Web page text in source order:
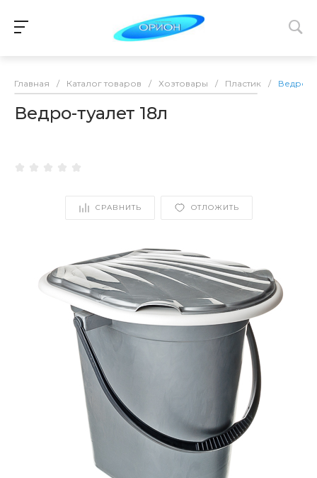
Главная / Каталог товаров / Хозтовары / Пластик / Ведро-
Ведро-туалет 18л
СРАВНИТЬ ОТЛОЖИТЬ